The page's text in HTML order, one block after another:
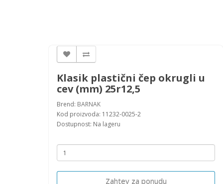
Klasik plastični čep okrugli u
cev (mm) 25r12,5
Brend: BARNAK
Kod proizvoda: 11232-0025-2
Dostupnost: Na lageru
Zahtev za ponudu